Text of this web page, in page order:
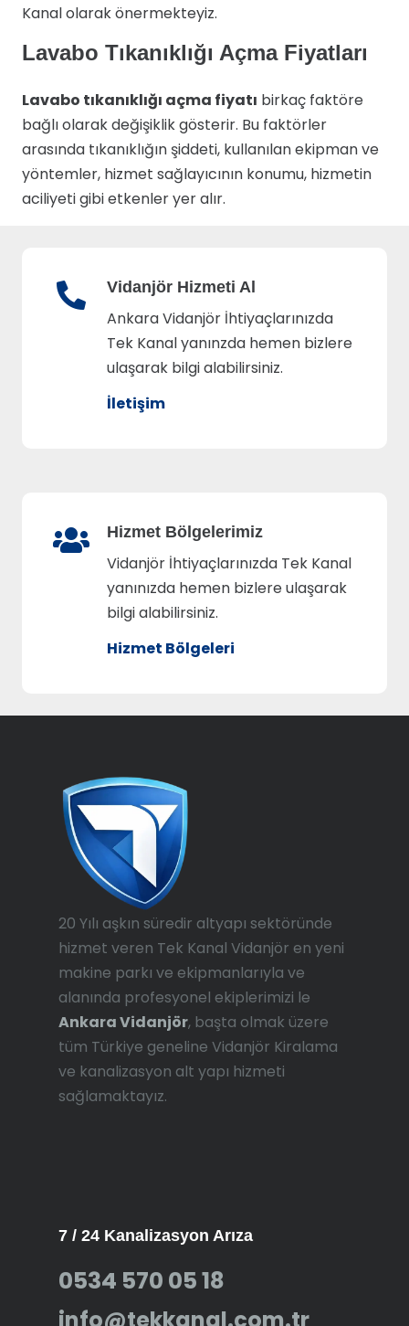
Kanal olarak önermekteyiz.
Lavabo Tıkanıklığı Açma Fiyatları
Lavabo tıkanıklığı açma fiyatı birkaç faktöre
bağlı olarak değişiklik gösterir. Bu faktörler
arasında tıkanıklığın şiddeti, kullanılan ekipman ve
yöntemler, hizmet sağlayıcının konumu, hizmetin
aciliyeti gibi etkenler yer alır.
Vidanjör Hizmeti Al
Ankara Vidanjör İhtiyaçlarınızda
Tek Kanal yanınzda hemen bizlere
ulaşarak bilgi alabilirsiniz.
İletişim
Hizmet Bölgelerimiz
Vidanjör İhtiyaçlarınızda Tek Kanal
yanınızda hemen bizlere ulaşarak
bilgi alabilirsiniz.
Hizmet Bölgeleri
20 Yılı aşkın süredir altyapı sektöründe
hizmet veren Tek Kanal Vidanjör en yeni
makine parkı ve ekipmanlarıyla ve
alanında profesyonel ekiplerimizi le
Ankara Vidanjör, başta olmak üzere
tüm Türkiye geneline Vidanjör Kiralama
ve kanalizasyon alt yapı hizmeti
sağlamaktayız.
7 / 24 Kanalizasyon Arıza
0534 570 05 18